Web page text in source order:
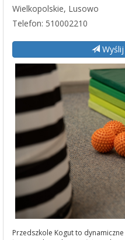
Wielkopolskie, Lusowo
Telefon: 510002210
Przedszkole Kogut to